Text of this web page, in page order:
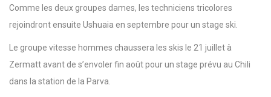
Comme les deux groupes dames, les techniciens tricolores
rejoindront ensuite Ushuaia en septembre pour un stage ski.
Le groupe vitesse hommes chaussera les skis le 21 juillet à
Zermatt avant de s’envoler fin août pour un stage prévu au Chili
dans la station de la Parva.